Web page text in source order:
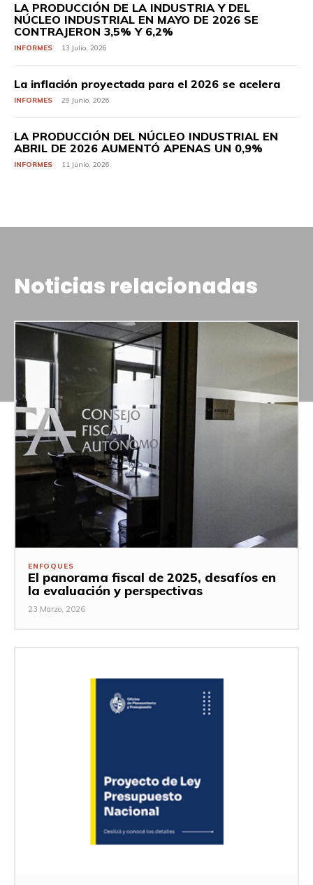
LA PRODUCCIÓN DE LA INDUSTRIA Y DEL
NÚCLEO INDUSTRIAL EN MAYO DE 2026 SE
CONTRAJERON 3,5% Y 6,2%
INFORMES 13 Julio, 2026
La inflación proyectada para el 2026 se acelera
INFORMES 29 Junio, 2026
LA PRODUCCIÓN DEL NÚCLEO INDUSTRIAL EN
ABRIL DE 2026 AUMENTÓ APENAS UN 0,9%
INFORMES 11 Junio, 2026
Noticias relacionadas
ENFOQUES
El panorama fiscal de 2025, desafíos en
la evaluación y perspectivas
23 Marzo, 2026